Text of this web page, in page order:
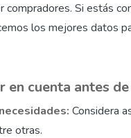
compradores. Si estás
los mejores datos
en cuenta antes
Considera
otras.